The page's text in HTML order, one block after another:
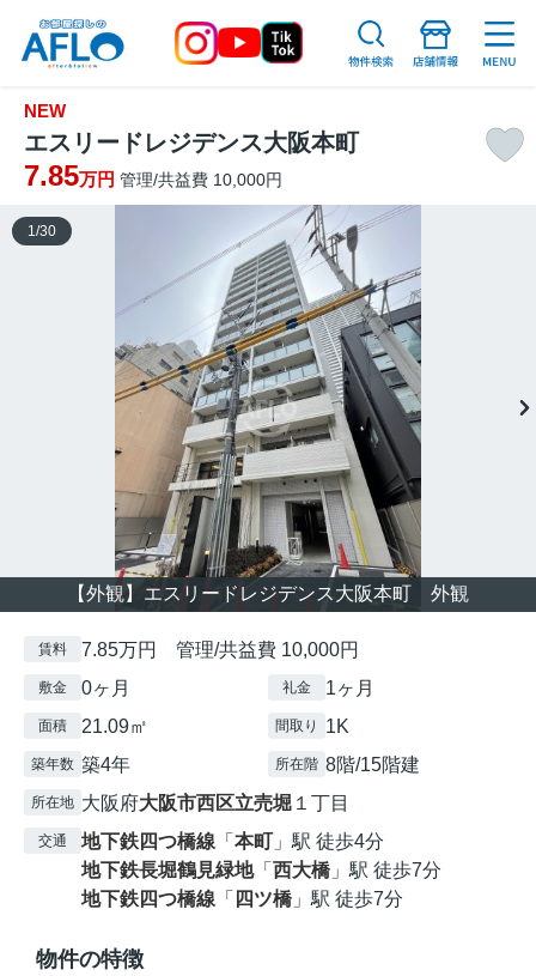
NEW
エスリードレジデンス大阪本町
7.85万円 管理/共益費 10,000円
【外観】エスリードレジデンス大阪本町 外観
1 /30
賃料 7.85万円 管理/共益費 10,000円
敷金 0ヶ月 礼金 1ヶ月
面積 21.09㎡ 間取り 1K
築年数 築4年 所在階 8階/15階建
所在地 大阪府大阪市西区立売堀 １丁目
交通 地下鉄四つ橋線 「 本町 」駅 徒歩4分
地下鉄長堀鶴見緑地「 西大橋」駅 徒歩7分
地下鉄四つ橋線 「 四ツ橋」駅 徒歩7分
物件の特徴